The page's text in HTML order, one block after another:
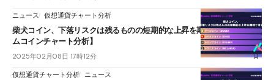
ニュース 仮想通貨チャート分析
柴犬コイン、下落リスクは残るものの短期的な上昇を期待できる【ミー
ムコインチャート分析】
2025年02月08日 17時12分
仮想通貨チャート分析 ニュース